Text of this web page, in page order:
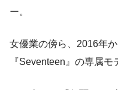
ー。
女優業の傍ら、2016年
『Seventeen』の専属モ